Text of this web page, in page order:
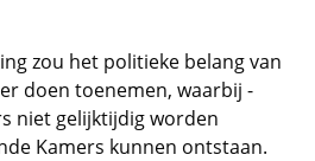
zou het politieke belang van
doen toenemen, waarbij -
niet gelijktijdig worden
Kamers kunnen ontstaan.